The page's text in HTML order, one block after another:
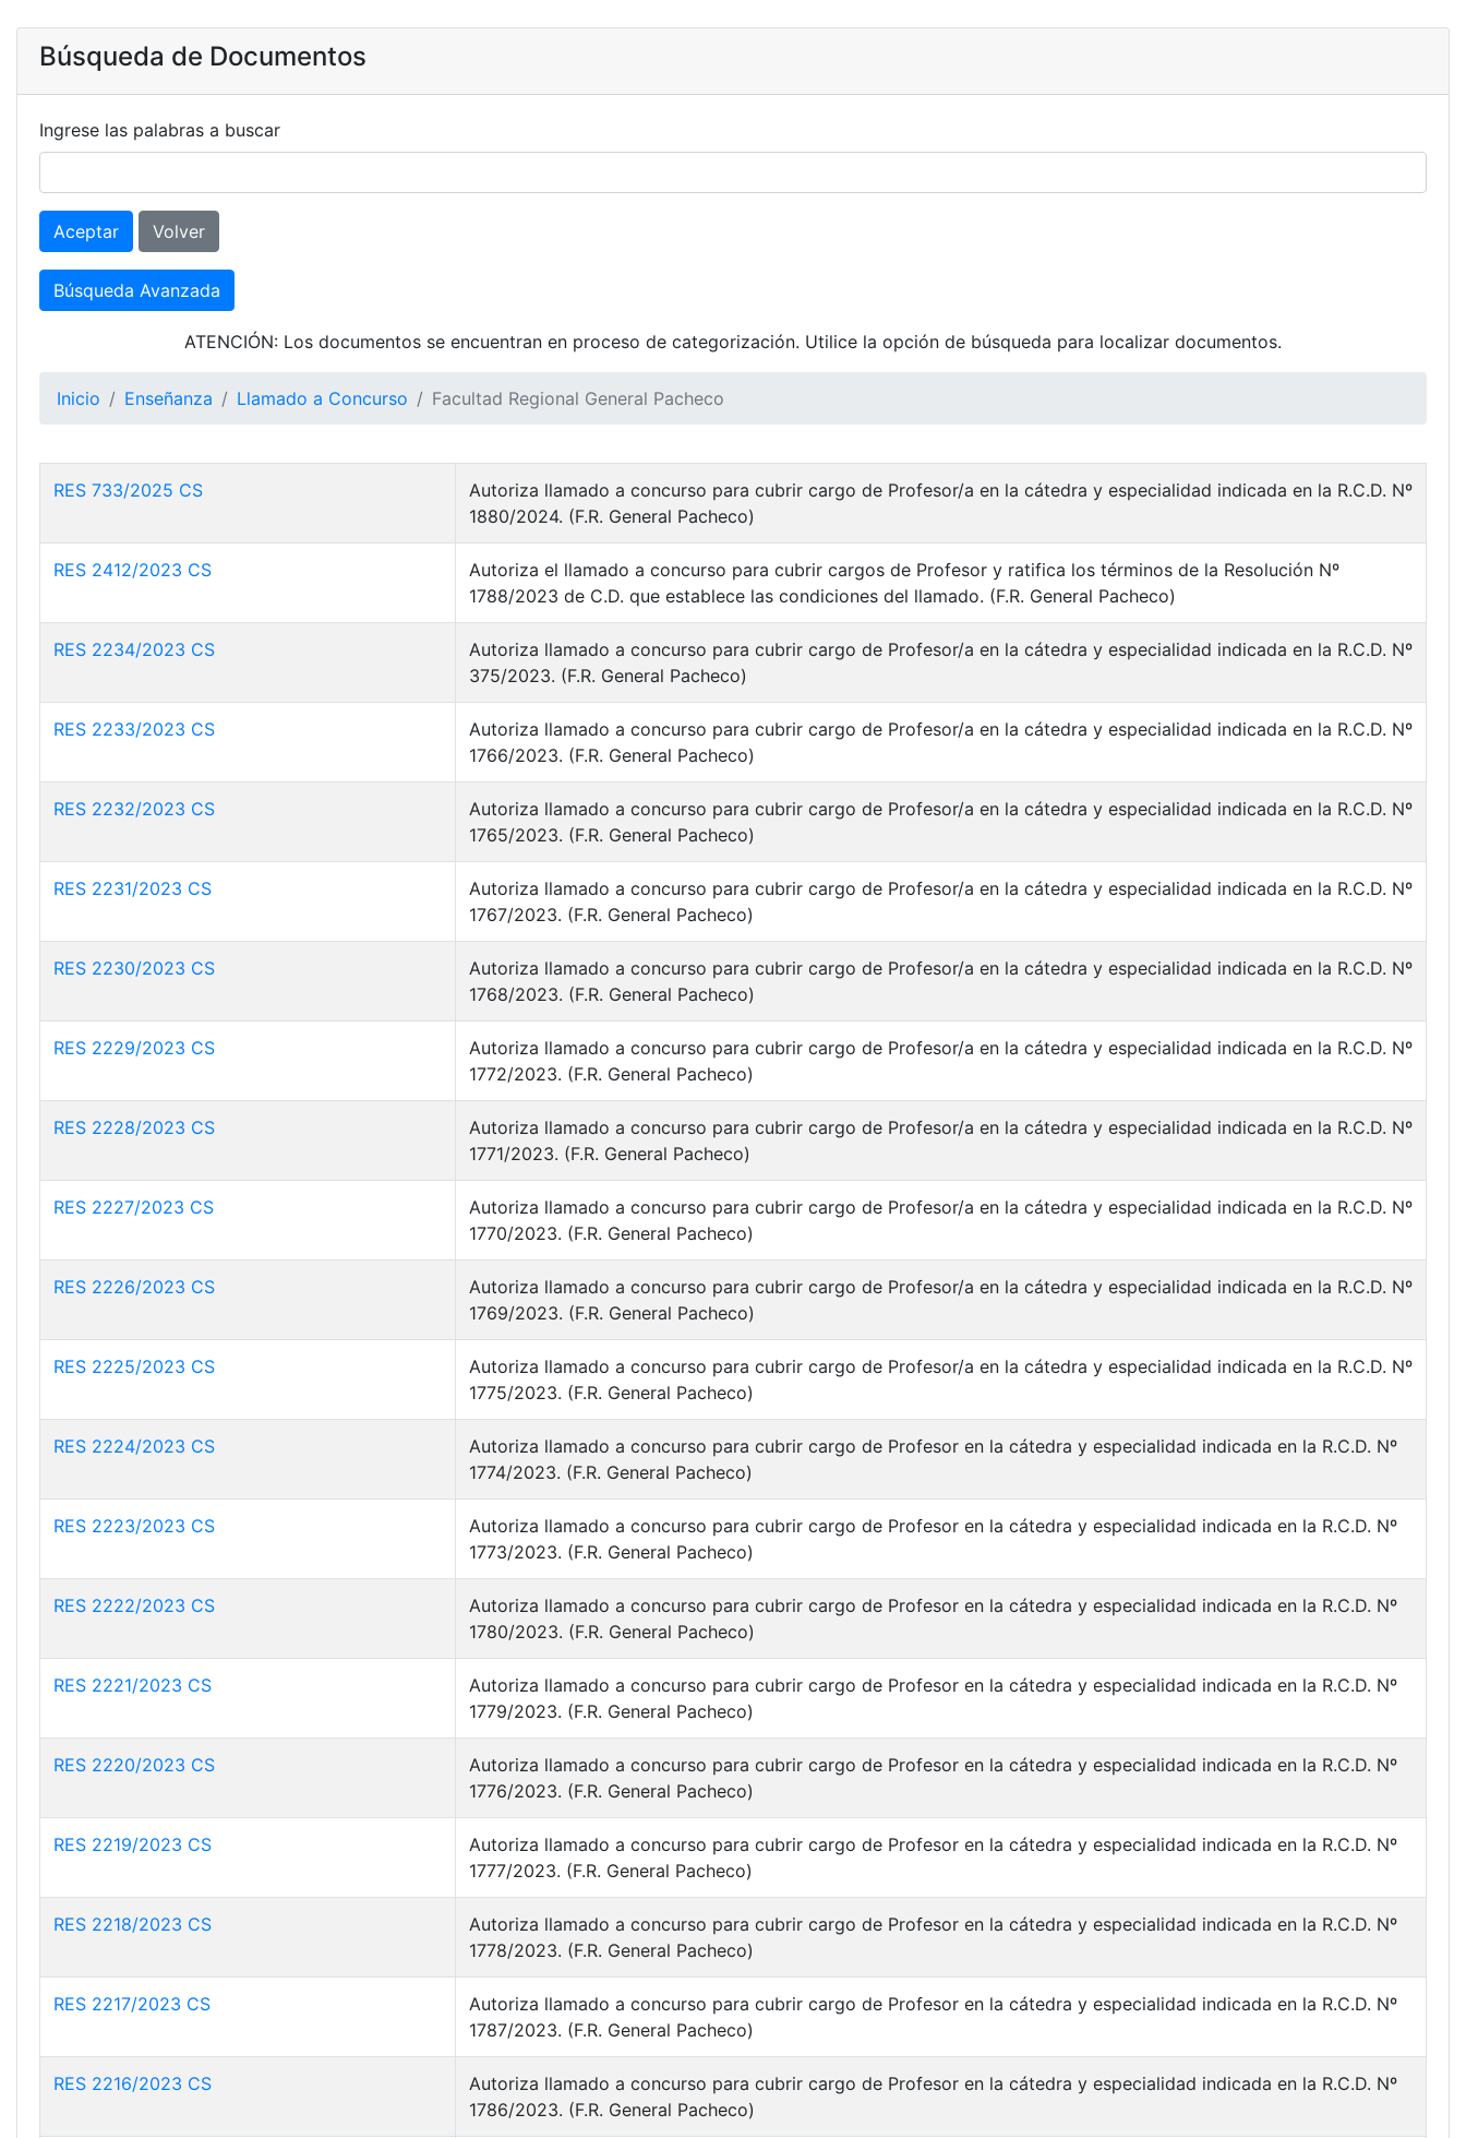
Búsqueda de Documentos
Ingrese las palabras a buscar
Aceptar Volver
Búsqueda Avanzada
ATENCIÓN: Los documentos se encuentran en proceso de categorización. Utilice la opción de búsqueda para localizar documentos.
Inicio Enseñanza Llamado a Concurso Facultad Regional General Pacheco
RES 733/2025 CS
Autoriza llamado a concurso para cubrir cargo de Profesor/a en la cátedra y especialidad indicada en la R.C.D. Nº
1880/2024. (F.R. General Pacheco)
RES 2412/2023 CS
Autoriza el llamado a concurso para cubrir cargos de Profesor y ratifica los términos de la Resolución Nº
1788/2023 de C.D. que establece las condiciones del llamado. (F.R. General Pacheco)
RES 2234/2023 CS
Autoriza llamado a concurso para cubrir cargo de Profesor/a en la cátedra y especialidad indicada en la R.C.D. Nº
375/2023. (F.R. General Pacheco)
RES 2233/2023 CS
Autoriza llamado a concurso para cubrir cargo de Profesor/a en la cátedra y especialidad indicada en la R.C.D. Nº
1766/2023. (F.R. General Pacheco)
RES 2232/2023 CS
Autoriza llamado a concurso para cubrir cargo de Profesor/a en la cátedra y especialidad indicada en la R.C.D. Nº
1765/2023. (F.R. General Pacheco)
RES 2231/2023 CS
Autoriza llamado a concurso para cubrir cargo de Profesor/a en la cátedra y especialidad indicada en la R.C.D. Nº
1767/2023. (F.R. General Pacheco)
RES 2230/2023 CS
Autoriza llamado a concurso para cubrir cargo de Profesor/a en la cátedra y especialidad indicada en la R.C.D. Nº
1768/2023. (F.R. General Pacheco)
RES 2229/2023 CS
Autoriza llamado a concurso para cubrir cargo de Profesor/a en la cátedra y especialidad indicada en la R.C.D. Nº
1772/2023. (F.R. General Pacheco)
RES 2228/2023 CS
Autoriza llamado a concurso para cubrir cargo de Profesor/a en la cátedra y especialidad indicada en la R.C.D. Nº
1771/2023. (F.R. General Pacheco)
RES 2227/2023 CS
Autoriza llamado a concurso para cubrir cargo de Profesor/a en la cátedra y especialidad indicada en la R.C.D. Nº
1770/2023. (F.R. General Pacheco)
RES 2226/2023 CS
Autoriza llamado a concurso para cubrir cargo de Profesor/a en la cátedra y especialidad indicada en la R.C.D. Nº
1769/2023. (F.R. General Pacheco)
RES 2225/2023 CS
Autoriza llamado a concurso para cubrir cargo de Profesor/a en la cátedra y especialidad indicada en la R.C.D. Nº
1775/2023. (F.R. General Pacheco)
RES 2224/2023 CS
Autoriza llamado a concurso para cubrir cargo de Profesor en la cátedra y especialidad indicada en la R.C.D. Nº
1774/2023. (F.R. General Pacheco)
RES 2223/2023 CS
Autoriza llamado a concurso para cubrir cargo de Profesor en la cátedra y especialidad indicada en la R.C.D. Nº
1773/2023. (F.R. General Pacheco)
RES 2222/2023 CS
Autoriza llamado a concurso para cubrir cargo de Profesor en la cátedra y especialidad indicada en la R.C.D. Nº
1780/2023. (F.R. General Pacheco)
RES 2221/2023 CS
Autoriza llamado a concurso para cubrir cargo de Profesor en la cátedra y especialidad indicada en la R.C.D. Nº
1779/2023. (F.R. General Pacheco)
RES 2220/2023 CS
Autoriza llamado a concurso para cubrir cargo de Profesor en la cátedra y especialidad indicada en la R.C.D. Nº
1776/2023. (F.R. General Pacheco)
RES 2219/2023 CS
Autoriza llamado a concurso para cubrir cargo de Profesor en la cátedra y especialidad indicada en la R.C.D. Nº
1777/2023. (F.R. General Pacheco)
RES 2218/2023 CS
Autoriza llamado a concurso para cubrir cargo de Profesor en la cátedra y especialidad indicada en la R.C.D. Nº
1778/2023. (F.R. General Pacheco)
RES 2217/2023 CS
Autoriza llamado a concurso para cubrir cargo de Profesor en la cátedra y especialidad indicada en la R.C.D. Nº
1787/2023. (F.R. General Pacheco)
RES 2216/2023 CS
Autoriza llamado a concurso para cubrir cargo de Profesor en la cátedra y especialidad indicada en la R.C.D. Nº
1786/2023. (F.R. General Pacheco)